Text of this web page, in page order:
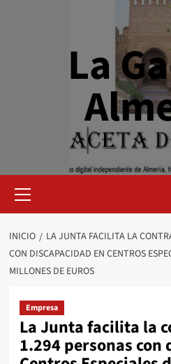
La
primario
INICIO
LA JUNTA FACILITA LA
CON DISCAPACIDAD EN CENTROS
MILLONES DE EUROS
Empresa
La Junta facilita la
1.294 personas con